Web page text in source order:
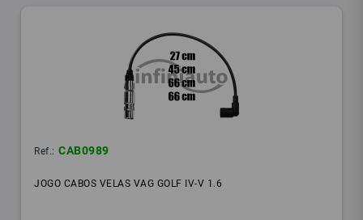
Ref.: CAB0989
JOGO CABOS VELAS VAG GOLF IV-V 1.6